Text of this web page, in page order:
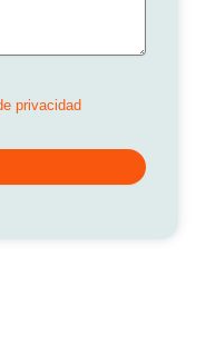
privacidad